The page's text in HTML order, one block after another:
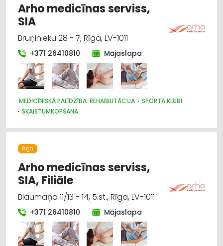
Arho medicīnas serviss,
SIA
Bruņinieku 28 - 7, Rīga, LV-1011
+371 26410810 Mājaslapa
MEDICĪNISKĀ PALĪDZĪBA: REHABILITĀCIJA
SPORTA KLUBI
SKAISTUMKOPŠANA
Rīga
Arho medicīnas serviss,
SIA, Filiāle
Blaumaņa 11/13 - 14, 5.st., Rīga, LV-1011
+371 26410810 Mājaslapa